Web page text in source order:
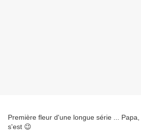
Première fleur d'une longue série ...
s'est 😉